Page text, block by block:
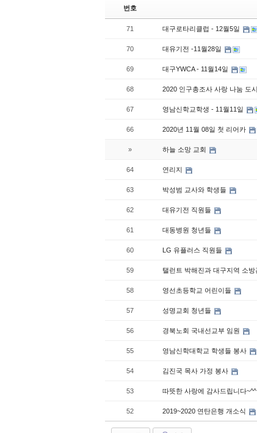
번호
71 대구로타리클럽 - 12월5일
70 대유기전 -11월28일
69 대구YWCA - 11월14일
68 2020 인구총조사 사랑 나눔 도
67 영남신학교학생 - 11월11일
66 2020년 11월 08일 첫 리어카
» 하늘 소망 교회
64 연리지
63 박성범 교사와 학생들
62 대유기전 직원들
61 대동병원 청년들
60 LG 유플러스 직원들
59 탤런트 박해진과 대구지역 소방
58 영선초등학교 어린이들
57 성명교회 청년들
56 경북노회 국내선교부 임원
55 영남신학대학교 학생들 봉사
54 김진국 목사 가정 봉사
53 따뜻한 사랑에 감사드립니다~^^
52 2019~2020 연탄은행 개소식